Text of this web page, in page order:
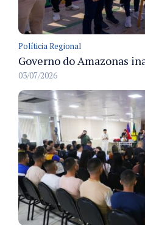
Políticia Regional
03/07/2026